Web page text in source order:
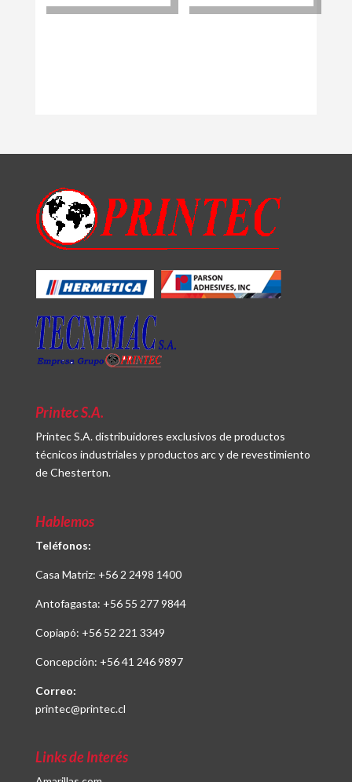
Printec S.A.
Printec S.A. distribuidores exclusivos de productos
técnicos industriales y productos arc y de revestimiento
de Chesterton.
Hablemos
Teléfonos:
Casa Matriz: +56 2 2498 1400
Antofagasta: +56 55 277 9844
Copiapó: +56 52 221 3349
Concepción: +56 41 246 9897
Correo:
printec@printec.cl
Links de Interés